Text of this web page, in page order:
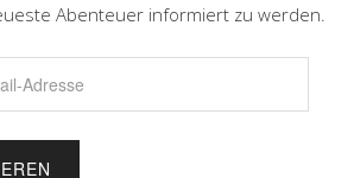
Abenteuer informiert zu werden.